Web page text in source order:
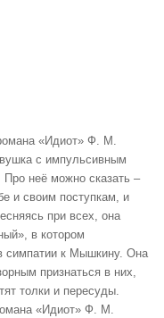
«Идиот» Ф. М.
с импульсивным
неё можно сказать –
и своим поступкам, и
при всех, она
в котором
симпатии к Мышкину. Она
признаться в них,
толки и пересуды.
«Идиот» Ф. М.